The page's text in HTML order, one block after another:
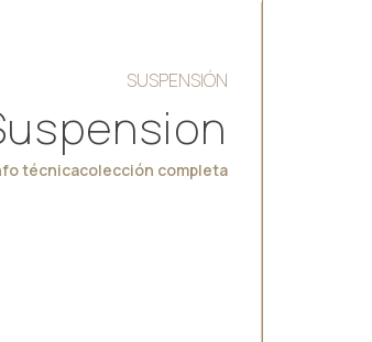
SUSPENSIÓN
técnicacolección completa